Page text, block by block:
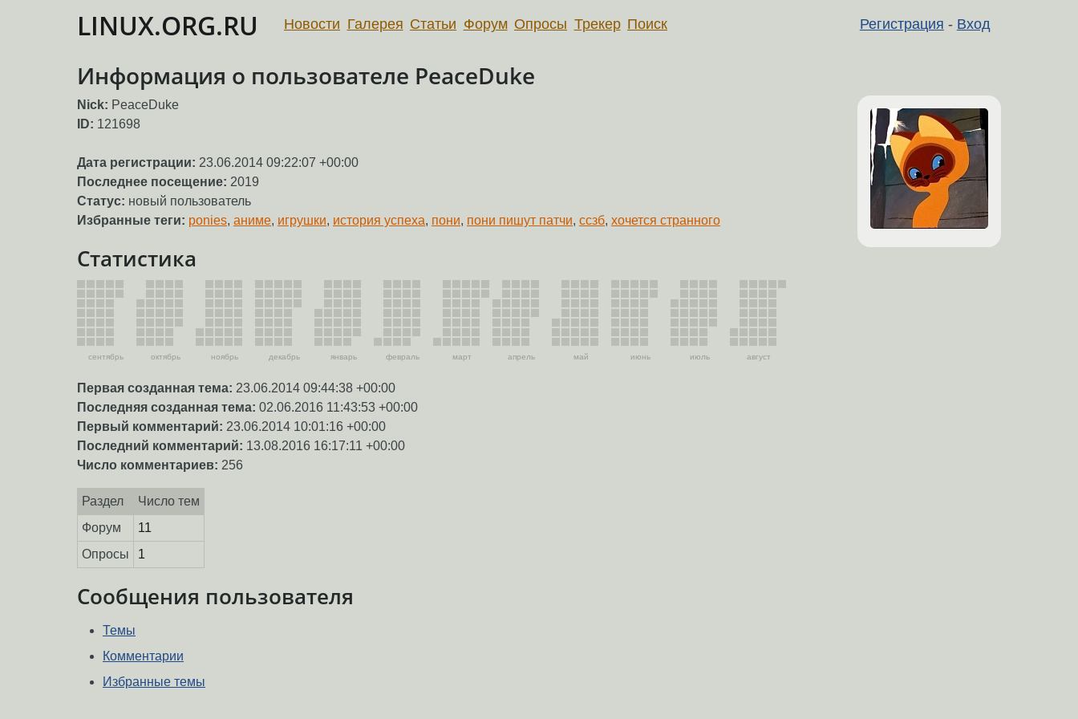
LINUX.ORG.RU Регистрация - Вход
Новости Галерея Статьи Форум Опросы Трекер Поиск
Информация о пользователе PeaceDuke
Nick: PeaceDuke
ID: 121698
Дата регистрации: 23.06.2014 09:22:07 +00:00
Последнее посещение: 2019
Статус: новый пользователь
Избранные теги: ponies, аниме, игрушки, история успеха, пони, пони пишут патчи, ссзб, хочется странного
Статистика
сентябрь октябрь ноябрь декабрь январь февраль март апрель май июнь июль август
Первая созданная тема: 23.06.2014 09:44:38 +00:00
Последняя созданная тема: 02.06.2016 11:43:53 +00:00
Первый комментарий: 23.06.2014 10:01:16 +00:00
Последний комментарий: 13.08.2016 16:17:11 +00:00
Число комментариев: 256
Раздел
Число тем
Форум
11
Опросы
1
Сообщения пользователя
Темы
Комментарии
Избранные темы